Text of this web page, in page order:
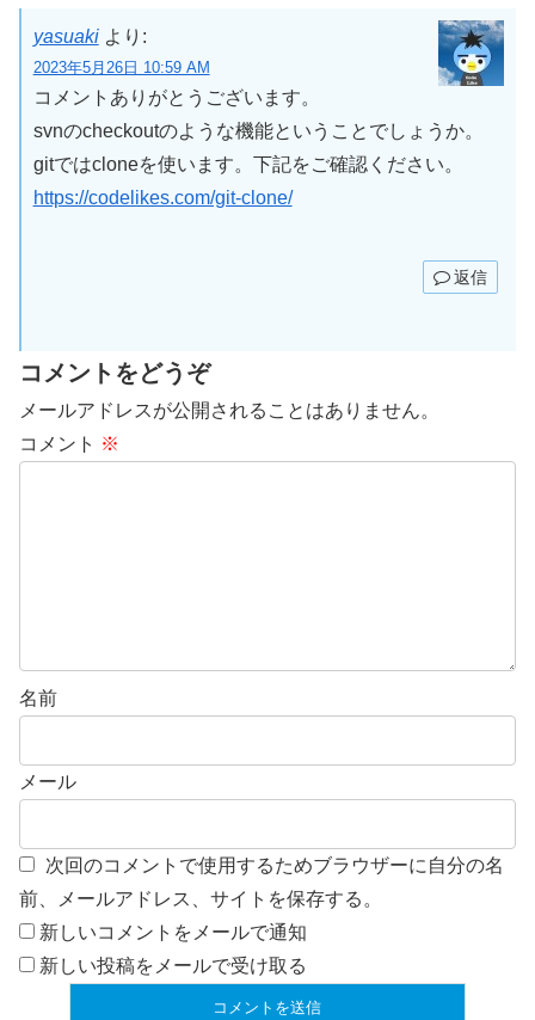
yasuaki より:
2023年5月26日 10:59 AM
コメントありがとうございます。
svnのcheckoutのような機能ということでしょうか。
gitではcloneを使います。下記をご確認ください。
https://codelikes.com/git-clone/
返信
コメントをどうぞ
メールアドレスが公開されることはありません。
コメント ※
名前
メール
次回のコメントで使用するためブラウザーに自分の名
前、メールアドレス、サイトを保存する。
新しいコメントをメールで通知
新しい投稿をメールで受け取る